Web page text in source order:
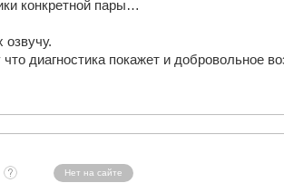
конкретной пары…
озвучу.
диагностика покажет и добровольное
Нет на сайте